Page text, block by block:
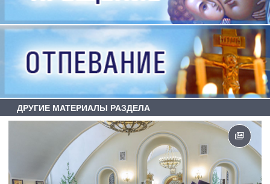
ДРУГИЕ МАТЕРИАЛЫ РАЗДЕЛА